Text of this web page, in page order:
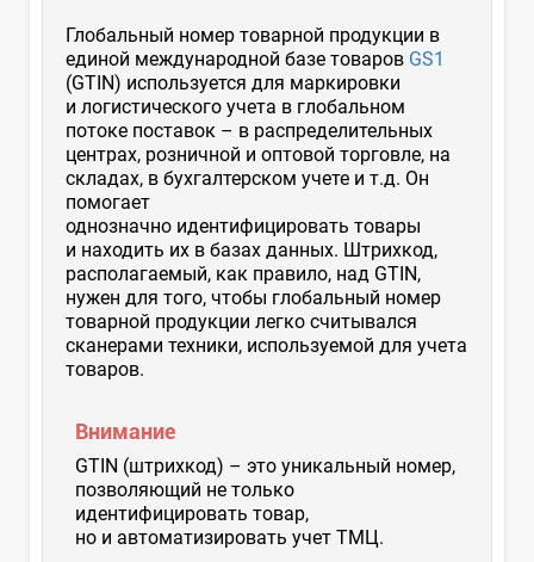
Глобальный номер товарной продукции в
единой международной базе товаров GS1
(GTIN) используется для маркировки
и логистического учета в глобальном
потоке поставок – в распределительных
центрах, розничной и оптовой торговле, на
складах, в бухгалтерском учете и т.д. Он
помогает
однозначно идентифицировать товары
и находить их в базах данных. Штрихкод,
располагаемый, как правило, над GTIN,
нужен для того, чтобы глобальный номер
товарной продукции легко считывался
сканерами техники, используемой для учета
товаров.
Внимание
GTIN (штрихкод) – это уникальный номер,
позволяющий не только
идентифицировать товар,
но и автоматизировать учет ТМЦ.